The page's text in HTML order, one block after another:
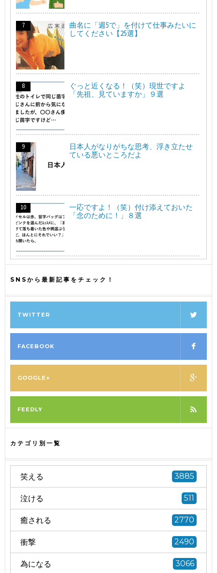
曲名に「週5で」を付けて仕事みたいに
してください【25選】
ぐっと近くなる！（笑）現世ですよ
「先祖、見ていますか」９選
日本人がなりがちな思考、浮き立たせ
ている悪いところだよ
一応ですよ！（笑）付け添えておいた
「念のために！」８選
SNSから最新記事をチェック！
TWITTER
FACEBOOK
GOOGLE+
FEEDLY
カテゴリ別一覧
笑える 3885
泣ける 511
癒される 2770
衝撃 2490
為になる 3066